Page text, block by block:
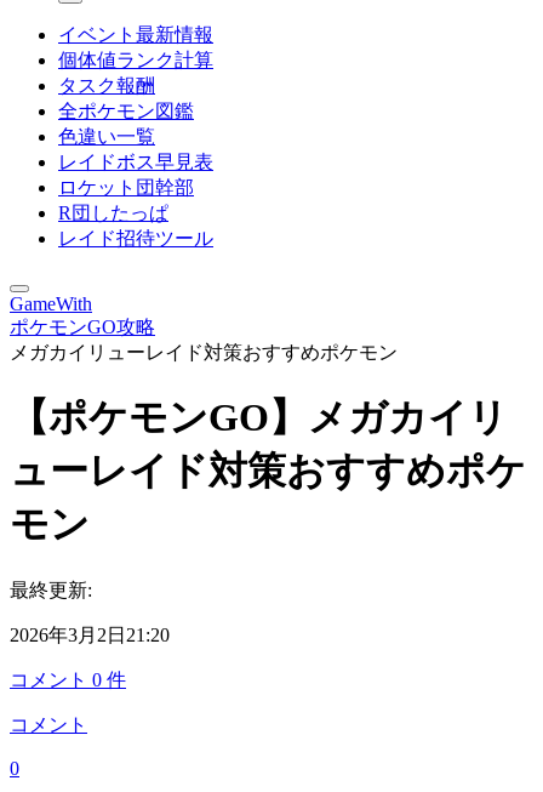
イベント最新情報
個体値ランク計算
タスク報酬
全ポケモン図鑑
色違い一覧
レイドボス早見表
ロケット団幹部
R団したっぱ
レイド招待ツール
GameWith
ポケモンGO攻略
メガカイリューレイド対策おすすめポケモン
【ポケモンGO】メガカイリ
ューレイド対策おすすめポケ
モン
最終更新:
2026年3月2日21:20
コメント 0 件
コメント
0